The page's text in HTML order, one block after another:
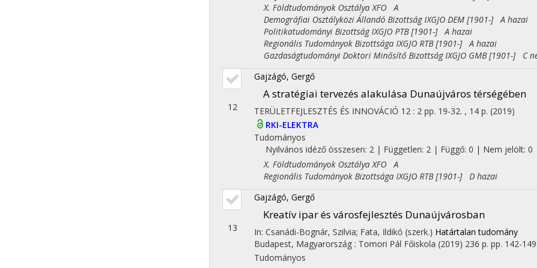
X. Földtudományok Osztálya XFO A
Demográfiai Osztályközi Állandó Bizottság IXGJO DEM [1901-] A hazai
Politikatudományi Bizottság IXGJO PTB [1901-] A hazai
Regionális Tudományok Bizottsága IXGJO RTB [1901-] A hazai
Gazdaságtudományi Doktori Minősítő Bizottság IXGJO GMB [1901-] C
12
Gajzágó, Gergő
A stratégiai tervezés alakulása Dunaújváros térségében
TERÜLETFEJLESZTÉS ÉS INNOVÁCIÓ 12 : 2 pp. 19-32. , 14 p. (2019)
RKI-ELEKTRA
Tudományos
Nyilvános idéző összesen: 2| Független: 2 | Függő: 0 | Nem jelölt: 0
X. Földtudományok Osztálya XFO A
Regionális Tudományok Bizottsága IXGJO RTB [1901-] D hazai
13
Gajzágó, Gergő
Kreatív ipar és városfejlesztés Dunaújvárosban
In: Csanádi-Bognár, Szilvia; Fata, Ildikó (szerk.) Határtalan tudomány
Budapest, Magyarország : Tomori Pál Főiskola (2019) 236 p. pp. 142-
Tudományos